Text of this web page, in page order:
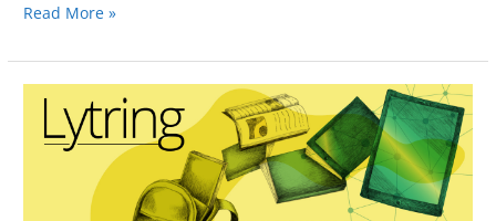
Read More »
Hvem
bestemte